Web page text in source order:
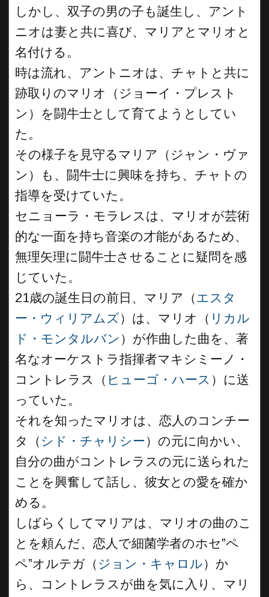
しかし、双子の男の子も誕生し、アント
ニオは妻と共に喜び、マリアとマリオと
名付ける。
時は流れ、アントニオは、チャトと共に
跡取りのマリオ（ジョーイ・プレスト
ン）を闘牛士として育てようとしてい
た。
その様子を見守るマリア（ジャン・ヴァ
ン）も、闘牛士に興味を持ち、チャトの
指導を受けていた。
セニョーラ・モラレスは、マリオが芸術
的な一面を持ち音楽の才能があるため、
無理矢理に闘牛士させることに疑問を感
じていた。
21歳の誕生日の前日、マリア（エスタ
ー・ウィリアムズ）は、マリオ（ リカル
ド・モンタルバン ）が作曲した曲を、著
名なオーケストラ指揮者マキシミーノ・
コントレラス（ ヒューゴ・ハース ）に送
っていた。
それを知ったマリオは、恋人のコンチー
タ（ シド・チャリシー）の元に向かい、
自分の曲がコントレラスの元に送られた
ことを興奮して話し、彼女との愛を確か
める。
しばらくしてマリアは、マリオの曲のこ
とを頼んだ、恋人で細菌学者のホセ”ペ
ペ”オルテガ（ ジョン・キャロル）か
ら、コントレラスが曲を気に入り、マリ